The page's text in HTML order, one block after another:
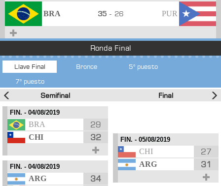
BRA 35 - 26 PUR
Ronda Final
Llave Final Bronce
5° puesto
7° puesto
Semifinal Final
FIN. - 04/08/2019
BRA 29
CHI 32 FIN. - 05/08/2019
CHI 27
ARG 31
FIN. - 04/08/2019
ARG 34